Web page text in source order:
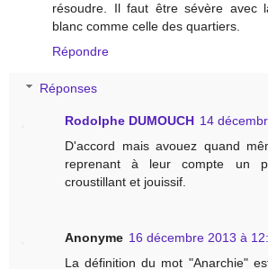
résoudre. Il faut être sévère avec
blanc comme celle des quartiers.
Répondre
Réponses
Rodolphe DUMOUCH 14
D'accord mais avouez quand
reprenant à leur compte un
croustillant et jouissif.
Anonyme 16 décembre 2013 à
La définition du mot "Anarchie"